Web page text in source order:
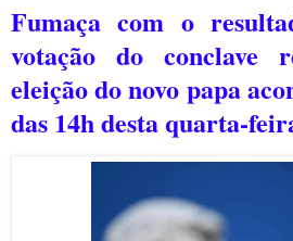
Fumaça com o
votação do conclave
eleição do novo papa
das 14h desta quarta-